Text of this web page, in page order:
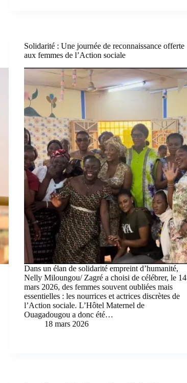
Solidarité : Une journée de reconnaissance offerte
aux femmes de l’Action sociale
Dans un élan de solidarité empreint d’humanité,
Nelly Miloungou/ Zagré a choisi de célébrer, le 14
mars 2026, des femmes souvent oubliées mais
essentielles : les nourrices et actrices discrètes de
l’Action sociale. L’Hôtel Maternel de
Ouagadougou a donc été…
18 mars 2026